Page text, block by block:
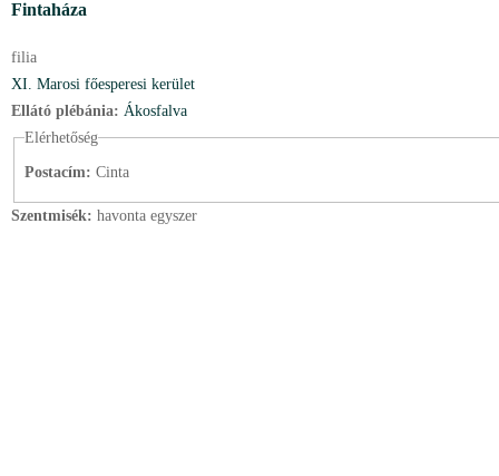
Fintaháza
filia
XI. Marosi főesperesi kerület
Ellátó plébánia: Ákosfalva
Elérhetőség
Postacím: Cinta
Szentmisék: havonta egyszer